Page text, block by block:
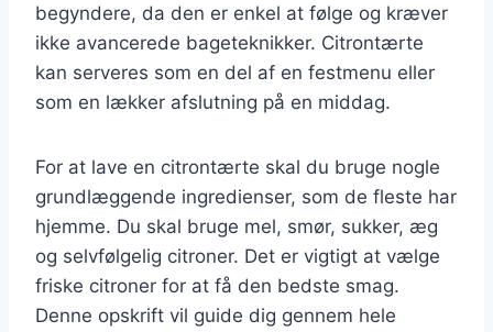
begyndere, da den er enkel at følge og kræver
ikke avancerede bageteknikker. Citrontærte
kan serveres som en del af en festmenu eller
som en lækker afslutning på en middag.
For at lave en citrontærte skal du bruge nogle
grundlæggende ingredienser, som de fleste har
hjemme. Du skal bruge mel, smør, sukker, æg
og selvfølgelig citroner. Det er vigtigt at vælge
friske citroner for at få den bedste smag.
Denne opskrift vil guide dig gennem hele